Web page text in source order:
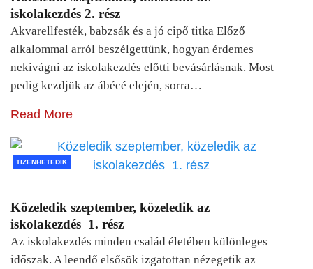
iskolakezdés 2. rész
Akvarellfesték, babzsák és a jó cipő titka Előző
alkalommal arról beszélgettünk, hogyan érdemes
nekivágni az iskolakezdés előtti bevásárlásnak. Most
pedig kezdjük az ábécé elején, sorra…
Read More
TIZENHETEDIK
Közeledik szeptember, közeledik az
iskolakezdés 1. rész
Az iskolakezdés minden család életében különleges
időszak. A leendő elsősök izgatottan nézegetik az